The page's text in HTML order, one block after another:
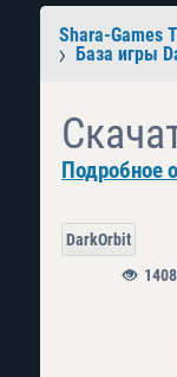
Shara-Games
База игры
Подробное
DarkOrbit